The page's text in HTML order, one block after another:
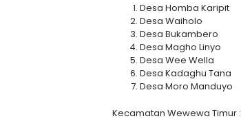
Desa Homba Karipit
Desa Waiholo
Desa Bukambero
Desa Magho Linyo
Desa Wee Wella
Desa Kadaghu Tana
Desa Moro Manduyo
Kecamatan Wewewa Timur :